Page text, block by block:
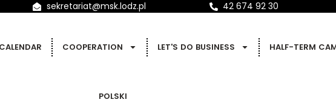
sekretariat@msk.lodz.pl 42 674 92 30
CALENDAR COOPERATION LET'S DO BUSINESS HALF-TERM
POLSKI